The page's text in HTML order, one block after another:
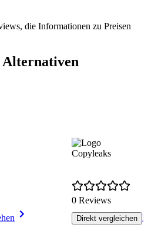
die Informationen zu Preisen
Alternativen
Copyleaks
0 Reviews
Direkt vergleichen